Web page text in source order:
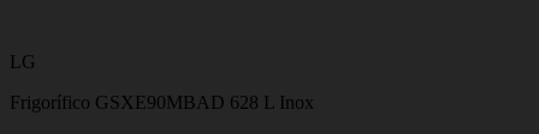
LG
Frigorífico GSXE90MBAD 628 L Inox